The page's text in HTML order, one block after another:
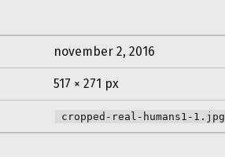
november 2, 2016
517 × 271 px
cropped-real-humans1-1.jpg